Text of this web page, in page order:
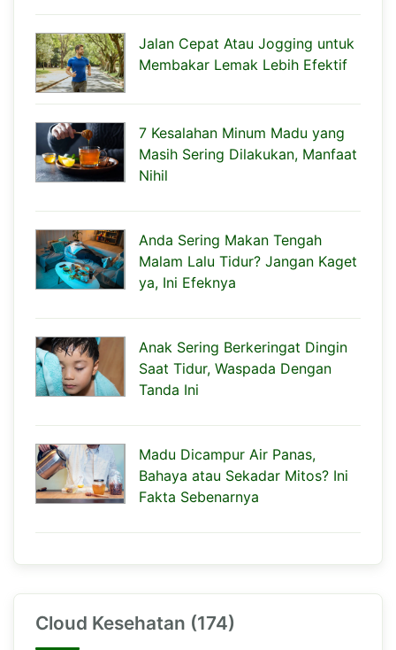
Jalan Cepat Atau Jogging untuk
Membakar Lemak Lebih Efektif
7 Kesalahan Minum Madu yang
Masih Sering Dilakukan, Manfaat
Nihil
Anda Sering Makan Tengah
Malam Lalu Tidur? Jangan Kaget
ya, Ini Efeknya
Anak Sering Berkeringat Dingin
Saat Tidur, Waspada Dengan
Tanda Ini
Madu Dicampur Air Panas,
Bahaya atau Sekadar Mitos? Ini
Fakta Sebenarnya
Cloud Kesehatan (174)